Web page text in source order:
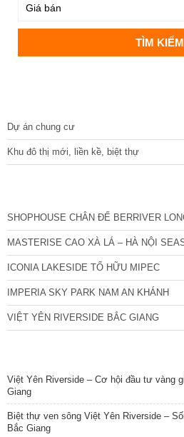
Dự án chung cư
Khu đô thị mới, liền kề, biệt thự
SHOPHOUSE CHÂN ĐẾ BERRIVER
MASTERISE CAO XÀ LÁ – HÀ NỘI
ICONIA LAKESIDE TỐ HỮU MIPEC
IMPERIA SKY PARK NAM AN KHÁNH
VIỆT YÊN RIVERSIDE BẮC GIANG
Việt Yên Riverside – Cơ hội đầu tư vàng
Giang
Biệt thự ven sông Việt Yên Riverside –
Bắc Giang